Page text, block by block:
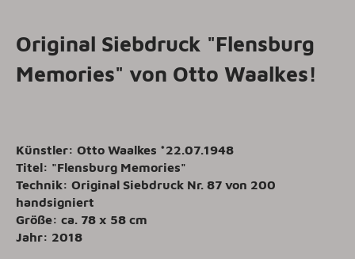
Original Siebdruck "Flensburg
Memories" von Otto Waalkes!
Künstler: Otto Waalkes *22.07.1948
Titel: "Flensburg Memories"
Technik: Original Siebdruck Nr. 87 von 200
handsigniert
Größe: ca. 78 x 58 cm
Jahr: 2018